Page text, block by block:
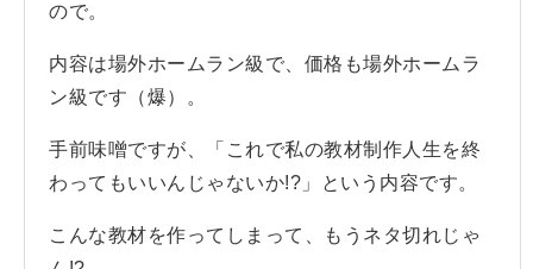
ので。
内容は場外ホームラン級で、価格も場外ホームラ
ン級です（爆）。
手前味噌ですが、「これで私の教材制作人生を終
わってもいいんじゃないか!?」という内容です。
こんな教材を作ってしまって、もうネタ切れじゃ